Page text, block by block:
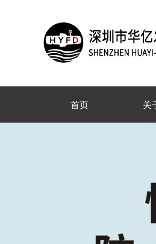
首页 关